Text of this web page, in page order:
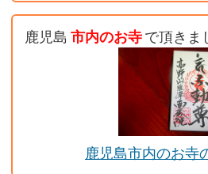
鹿児島 市内のお寺 で頂きま
鹿児島市内のお寺